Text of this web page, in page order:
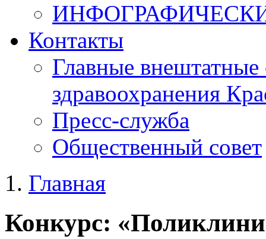
Контакты
Главные внештатные
здравоохранения
Пресс-служба
Общественный совет
Главная
Конкурс: